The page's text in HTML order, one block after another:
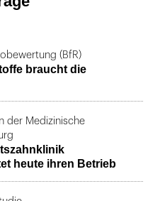
(BfR)
braucht die
der Medizinische
heute ihren Betrieb